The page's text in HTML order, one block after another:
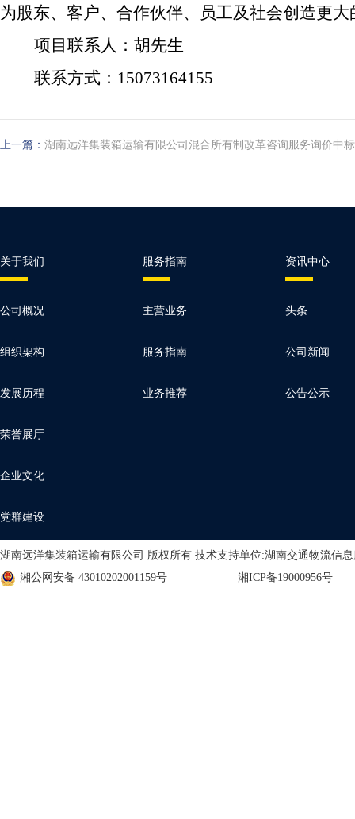
为股东、客户、合作伙伴、员工及社会创造更大
项目联系人：胡先生
联系方式：15073164155
上一篇： 湖南远洋集装箱运输有限公司混合所有制改革咨询服务询价中
关于我们 服务指南 资讯中心
公司概况 主营业务 头条
组织架构 服务指南 公司新闻
发展历程 业务推荐 公告公示
荣誉展厅
企业文化
党群建设
湖南远洋集装箱运输有限公司 版权所有 技术支持单位:湖南交通物流信
湘公网安备 43010202001159号
湘ICP备19000956号